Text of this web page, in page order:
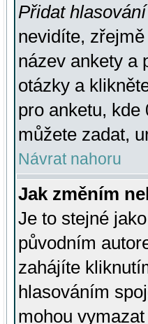
Přidat hlasování
nevidíte,
název ankety a
otázky a
pro anketu, kde
můžete zadat,
Návrat nahoru
Jak změním
Je to stejné
původním
zahájíte
hlasováním
mohou